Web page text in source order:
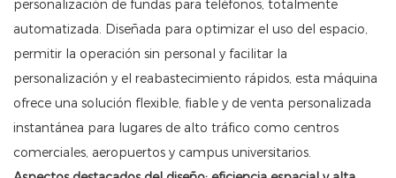
personalización de fundas para teléfonos, totalmente
automatizada. Diseñada para optimizar el uso del espacio,
permitir la operación sin personal y facilitar la
personalización y el reabastecimiento rápidos, esta máquina
ofrece una solución flexible, fiable y de venta personalizada
instantánea para lugares de alto tráfico como centros
comerciales, aeropuertos y campus universitarios.